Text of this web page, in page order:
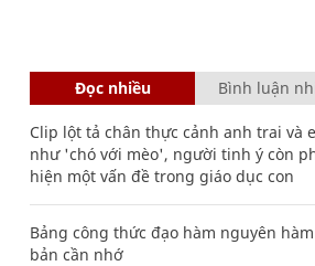
Đọc nhiều Bình luận
Clip lột tả chân thực cảnh anh trai và
như 'chó với mèo', người tinh ý còn
hiện một vấn đề trong giáo dục con
Bảng công thức đạo hàm nguyên
bản cần nhớ